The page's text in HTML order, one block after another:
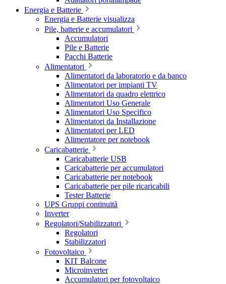
Energia e Batterie
Energia e Batterie visualizza
Pile, batterie e accumulatori
Accumulatori
Pile e Batterie
Pacchi Batterie
Alimentatori
Alimentatori da laboratorio e da banco
Alimentatori per impianti TV
Alimentatori da quadro elettrico
Alimentatori Uso Generale
Alimentatori Uso Specifico
Alimentatori da Installazione
Alimentatori per LED
Alimentatore per notebook
Caricabatterie
Caricabatterie USB
Caricabatterie per accumulatori
Caricabatterie per notebook
Caricabatterie per pile ricaricabili
Tester Batterie
UPS Gruppi continuità
Inverter
Regolatori/Stabilizzatori
Regolatori
Stabilizzatori
Fotovoltaico
KIT Balcone
Microinverter
Accumulatori per fotovoltaico